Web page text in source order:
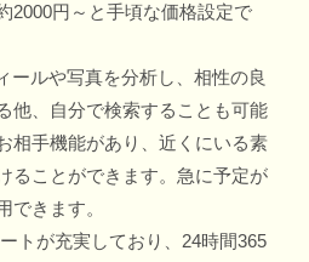
2000円～と手頃な価格設定で
ールや写真を分析し、相性の良
他、自分で検索することも可能
相手機能があり、近くにいる素
ることができます。急に予定が
できます。
トが充実しており、24時間365